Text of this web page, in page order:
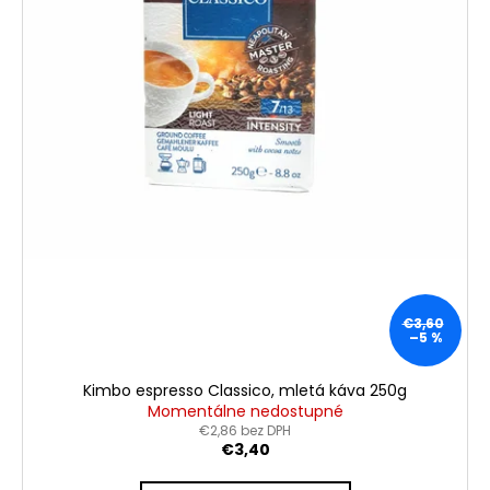
€3,60
–5 %
Kimbo espresso Classico, mletá káva 250g
Momentálne nedostupné
€2,86 bez DPH
€3,40